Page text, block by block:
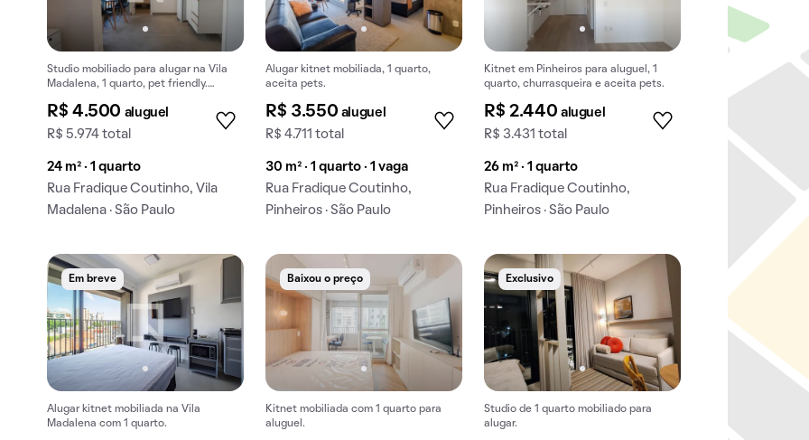
Studio mobiliado para alugar na Vila
Madalena, 1 quarto, pet friendly.
R$ 4.500 aluguel
R$ 5.974 total
24 m² · 1 quarto
Rua Fradique Coutinho, Vila
Madalena · São Paulo
Alugar kitnet mobiliada, 1 quarto,
aceita pets.
R$ 3.550 aluguel
R$ 4.711 total
30 m² · 1 quarto · 1 vaga
Rua Fradique Coutinho,
Pinheiros · São Paulo
Kitnet em Pinheiros para aluguel, 1
quarto, churrasqueira e aceita pets.
R$ 2.440 aluguel
R$ 3.431 total
26 m² · 1 quarto
Rua Fradique Coutinho,
Pinheiros · São Paulo
Em breve
Alugar kitnet mobiliada na Vila
Madalena com 1 quarto.
Baixou o preço
Kitnet mobiliada com 1 quarto para
aluguel.
Exclusivo
Studio de 1 quarto mobiliado para
alugar.